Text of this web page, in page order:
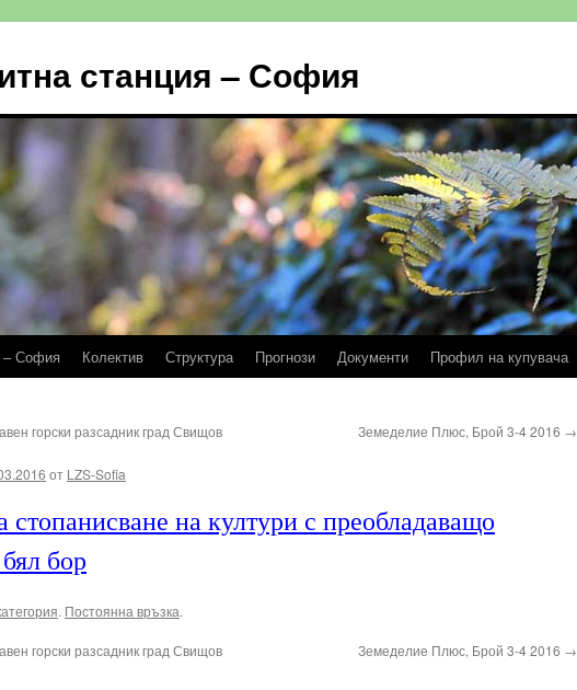
станция – София
София Колектив Структура Прогнози Документи Профил на купувача
горски разсадник град Свищов Земеделие Плюс, Брой 3-4 2016 →
от LZS-Sofia
стопанисване на култури с преобладаващо
бор
. Постоянна връзка.
горски разсадник град Свищов Земеделие Плюс, Брой 3-4 2016 →